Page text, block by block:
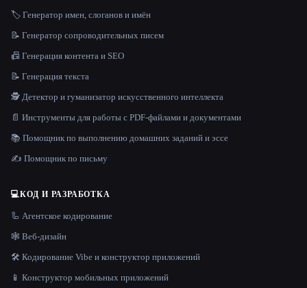
🏷️ Генератор имен, слоганов и имён
📝 Генератор сопроводительных писем
📠 Генерация контента и SEO
📝 Генерация текста
🕵️ Детектор и гуманизатор искусственного интеллекта
📄 Инструменты для работы с PDF-файлами и документами
📚 Помощник по выполнению домашних заданий и эссе
✍️ Помощник по письму
💻КОД И РАЗРАБОТКА
🦾 Агентское кодирование
🕸 Веб-дизайн
🛠️ Кодирование Vibe и конструктор приложений
📱 Конструктор мобильных приложений